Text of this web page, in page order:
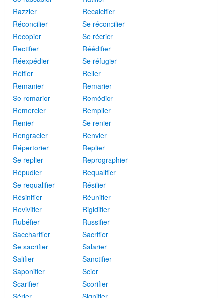
Razzier
Recalcifier
Réconcilier
Se réconcilier
Recopier
Se récrier
Rectifier
Réédifier
Réexpédier
Se réfugier
Réifier
Relier
Remanier
Remarier
Se remarier
Remédier
Remercier
Remplier
Renier
Se renier
Rengracier
Renvier
Répertorier
Replier
Se replier
Reprographier
Répudier
Requalifier
Se requalifier
Résilier
Résinifier
Réunifier
Revivifier
Rigidifier
Rubéfier
Russifier
Saccharifier
Sacrifier
Se sacrifier
Salarier
Salifier
Sanctifier
Saponifier
Scier
Scarifier
Scorifier
Sérier
Signifier